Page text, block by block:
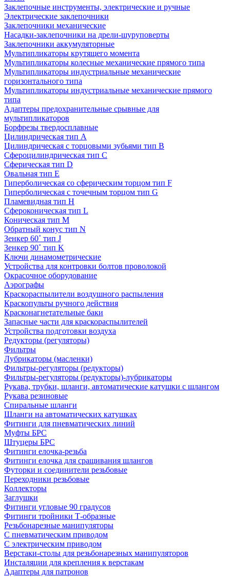
Заклепочные инструменты, электрические и ручные
Электрические заклепочники
Заклепочники механические
Насадки-заклепочники на дрели-шуруповерты
Заклепочники аккумуляторные
Мультипликаторы крутящего момента
Мультипликаторы колесные механические прямого типа
Мультипликаторы индустриальные механические
горизонтального типа
Мультипликаторы индустриальные механические прямого
типа
Адаптеры предохранительные срывные для
мультипликаторов
Борфрезы твердосплавные
Цилиндрическая тип A
Цилиндрическая с торцовыми зубьями тип B
Сфероцилиндрическая тип C
Сферическая тип D
Овальная тип E
Гиперболическая со сферическим торцом тип F
Гиперболическая с точечным торцом тип G
Пламевидная тип H
Сфероконическая тип L
Коническая тип M
Обратный конус тип N
Зенкер 60˚ тип J
Зенкер 90˚ тип K
Ключи динамометрические
Устройства для контровки болтов проволокой
Окрасочное оборудование
Аэрографы
Краскораспылители воздушного распыления
Краскопульты ручного действия
Красконагнетательные баки
Запасные части для краскораспылителей
Устройства подготовки воздуха
Редукторы (регуляторы)
Фильтры
Лубрикаторы (масленки)
Фильтры-регуляторы (редукторы)
Фильтры-регуляторы (редукторы)-лубрикаторы
Рукава, трубки, шланги, автоматические катушки с шлангом
Рукава резиновые
Спиральные шланги
Шланги на автоматических катушках
Фитинги для пневматических линий
Муфты БРС
Штуцеры БРС
Фитинги елочка-резьба
Фитинги елочка для сращивания шлангов
Футорки и соединители резьбовые
Переходники резьбовые
Коллекторы
Заглушки
Фитинги угловые 90 градусов
Фитинги тройники Т-образные
Резьбонарезные манипуляторы
С пневматическим приводом
С электрическим приводом
Верстаки-столы для резьбонарезных манипуляторов
Инсталяции для крепления к верстакам
Адаптеры для патронов